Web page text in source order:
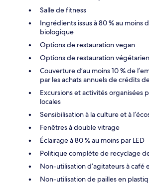
Salle de fitness
Ingrédients issus à 80 % au moins
biologique
Options de restauration vegan
Options de restauration
Couverture d’au moins 10 % de
par les achats annuels de crédits
Excursions et activités organisées
locales
Sensibilisation à la culture et à
Fenêtres à double vitrage
Éclairage à 80 % au moins par LED
Politique complète de recyclage
Non-utilisation d’agitateurs à café
Non-utilisation de pailles en